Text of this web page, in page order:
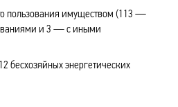
пользования имуществом (113 —
и 3 — с иными
бесхозяйных энергетических